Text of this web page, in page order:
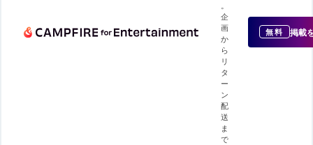
企
画
か
ら
リ
タ
ー
ン
配
送
ま
で
無料 掲載